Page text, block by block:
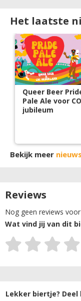
Het laatste
Queer Beer
Pale Ale voor
jubileum
Bekijk meer
Reviews
Nog geen reviews
Wat vind jij van dit
Lekker biertje? Deel